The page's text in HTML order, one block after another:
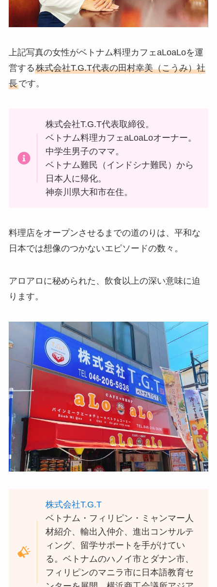
上記写真の女性がベトナム料理カフェaLoaLoを運
営する株式会社T.G.T代表の田村幸美（こうみ）社
長です。
株式会社T.G.T代表取締役。
ベトナム料理カフェaLoaLoオーナー。
中学生男子のママ。
ベトナム難民（インドシナ難民）から
日本人に帰化。
神奈川県大和市在住。
料理店をオープンさせるまでの道のりは、平和な
日本では想像のつかないエピソードの数々。
アロアロに秘められた、飲食以上の深い意味に迫
ります。
株式会社T.G.T
ベトナム・フィリピン・ミャンマー人
材紹介、輸出入仲介、進出コンサルテ
ィング、留学サポートを手がけてい
る。ベトナムのハノイ市とダナン市、
フィリピンのマニラ市に日本語教育セ